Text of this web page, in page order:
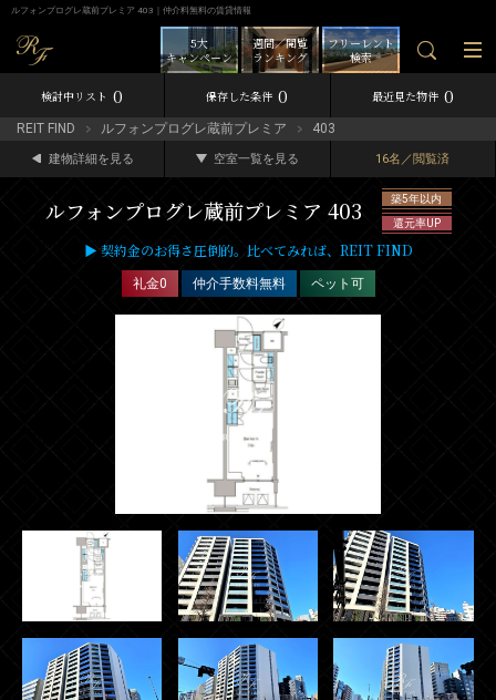
ルフォンプログレ蔵前プレミア 403｜仲介料無料の賃貸情報
フリーレント
検索
週間／閲覧
ランキング
5大
キャンペーン
検討中リスト 0 保存した条件 0 最近見た物件 0
REIT FIND ルフォンプログレ蔵前プレミア 403
建物詳細を見る 空室一覧を見る 16名／閲覧済
ルフォンプログレ蔵前プレミア 403
築5年以内
還元率UP
▶ 契約金のお得さ圧倒的。比べてみれば、REIT FIND
礼金0 仲介手数料無料 ペット可